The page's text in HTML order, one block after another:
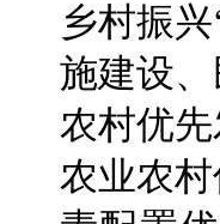
乡村振
施建设
农村优
农业农